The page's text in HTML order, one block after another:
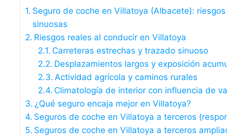
Seguro de coche en Villatoya (Albacete):
sinuosas
Riesgos reales al conducir en Villatoya
Carreteras estrechas y trazado sinuoso
Desplazamientos largos y exposición
Actividad agrícola y caminos rurales
Climatología de interior con influencia de
¿Qué seguro encaja mejor en Villatoya?
Seguros de coche en Villatoya a terceros
Seguros de coche en Villatoya a terceros